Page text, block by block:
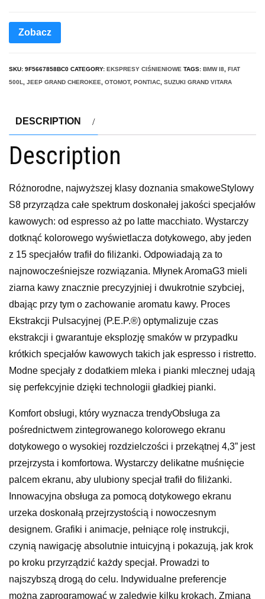
Zobacz
SKU: 9F5667858BC0 CATEGORY: EKSPRESY CIŚNIENIOWE TAGS: BMW I8 FIAT
500L
JEEP GRAND CHEROKEE OTOMOT, PONTIAC SUZUKI GRAND VITARA
DESCRIPTION
Description
Różnorodne, najwyższej klasy doznania smakoweStylowy
S8 przyrządza całe spektrum doskonałej jakości specjałów
kawowych: od espresso aż po latte macchiato. Wystarczy
dotknąć kolorowego wyświetlacza dotykowego, aby jeden
z 15 specjałów trafił do filiżanki. Odpowiadają za to
najnowocześniejsze rozwiązania. Młynek AromaG3 mieli
ziarna kawy znacznie precyzyjniej i dwukrotnie szybciej,
dbając przy tym o zachowanie aromatu kawy. Proces
Ekstrakcji Pulsacyjnej (P.E.P.®) optymalizuje czas
ekstrakcji i gwarantuje eksplozję smaków w przypadku
krótkich specjałów kawowych takich jak espresso i ristretto.
Modne specjały z dodatkiem mleka i pianki mlecznej udają
się perfekcyjnie dzięki technologii gładkiej pianki.
Komfort obsługi, który wyznacza trendyObsługa za
pośrednictwem zintegrowanego kolorowego ekranu
dotykowego o wysokiej rozdzielczości i przekątnej 4,3” jest
przejrzysta i komfortowa. Wystarczy delikatne muśnięcie
palcem ekranu, aby ulubiony specjał trafił do filiżanki.
Innowacyjna obsługa za pomocą dotykowego ekranu
urzeka doskonałą przejrzystością i nowoczesnym
designem. Grafiki i animacje, pełniące rolę instrukcji,
czynią nawigację absolutnie intuicyjną i pokazują, jak krok
po kroku przyrządzić każdy specjał. Prowadzi to
najszybszą drogą do celu. Indywidualne preferencje
można zaprogramować w zaledwie kilku krokach. Zmiana